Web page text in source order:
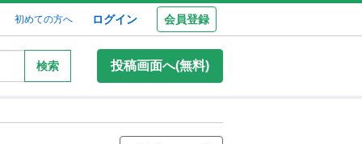
初めての方へ ログイン 会員登録
検索 投稿画面へ(無料)